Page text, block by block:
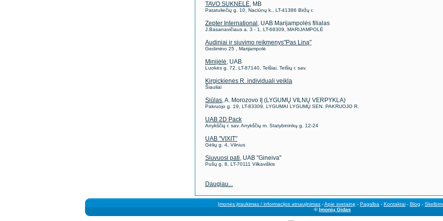
TAVO SUKNELĖ , MB
Patatuliečių g. 10, Naciūnų k., LT-41386 Biržų r.
Zepter International , UAB Marijampolės filialas
J.Basanavičiaus a. 3 - 1, LT-68309, MARIJAMPOLĖ
Audiniai ir siuvimo reikmenys"Pas Liną"
Gedimino 25 , Marijampolė
Minijėlė , UAB
Luokės g. 72, LT-87140, Telšiai, Telšių r. sav.
Kirgickienės R. individuali veikla
Šiauliai
Siūlas , A. Morozovo IĮ (LYGUMŲ VILNŲ VERPYKLA)
Pakruojo g. 19, LT-83309, LYGUMAI LYGUMŲ SEN. PAKRUOJO R.
UAB 2D Pack
Anykščių r. sav. Anykščių m. Statybininkų g. 12-24
UAB "VIXIT"
Gėlių g. 4, Vilnius
Siuvuosi pati , UAB "Gineiva"
Pušų g. 8, LT-70111 Vilkaviškis
Daugiau...
Įmonės įtraukimas / informacijos atnaujinimas -Apie svetainę - Pagalba - Kontaktai - Blog -
©Įmonių Gidas